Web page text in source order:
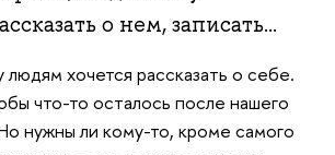
о нем, записать...
хочется рассказать о себе.
что-то осталось после нашего
нужны ли кому-то, кроме самого